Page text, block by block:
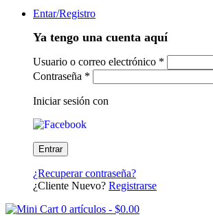
Entar/Registro
Ya tengo una cuenta aquí
Usuario o correo electrónico *
Contraseña *
Iniciar sesión con
¿Recuperar contraseña?
¿Cliente Nuevo? Registrarse
0 artículos - $0.00